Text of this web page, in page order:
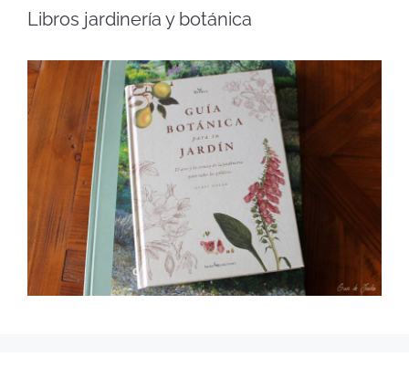
Libros jardinería y botánica